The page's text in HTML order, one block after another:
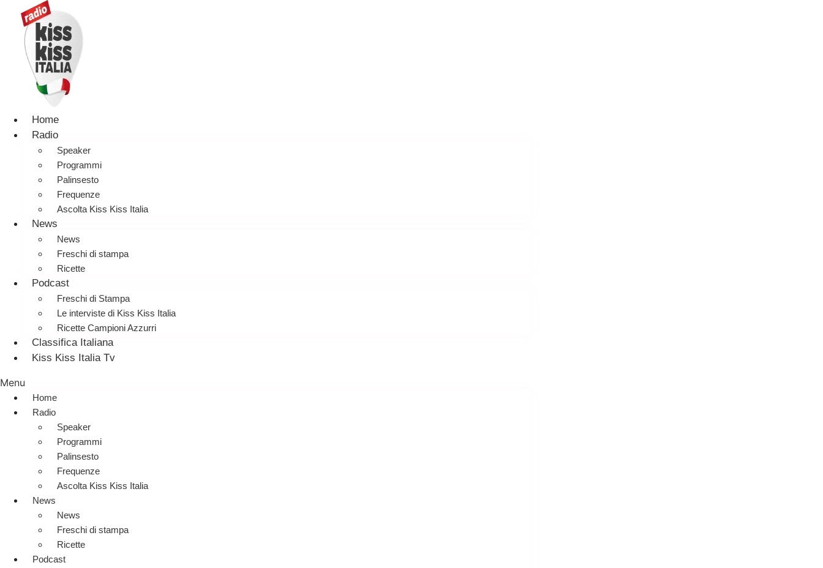
Home
Radio
Speaker
Programmi
Palinsesto
Frequenze
Ascolta Kiss Kiss Italia
News
News
Freschi di stampa
Ricette
Podcast
Freschi di Stampa
Le interviste di Kiss Kiss Italia
Ricette Campioni Azzurri
Classifica Italiana
Kiss Kiss Italia Tv
Menu
Home
Radio
Speaker
Programmi
Palinsesto
Frequenze
Ascolta Kiss Kiss Italia
News
News
Freschi di stampa
Ricette
Podcast